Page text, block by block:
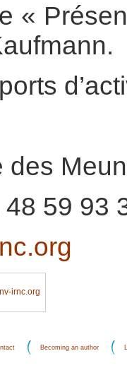
«
des
48 59 93
irnc.org
Becoming an author